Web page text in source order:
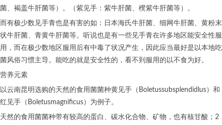
菌、褐盖牛肝菌等）。（紫见手：紫牛肝菌、櫈紫牛肝菌等）。
而有极少数见手青也是有害的如：日本海氏牛肝菌、细网牛肝菌、黄粉末
状牛肝菌、青黄牛肝菌等。听说也是有一些见手青在许多地区能安全性服
用，而在极少数地区服用后有中毒了状况产生，因此应当最好是以本地吃
菌风俗习惯主导。能吃的就是安全性的，看不到服用的以不食为好。
营养元素
以云南昆明选购的天然的食用菌菌种黄见手（Boletussubsplendidlus）和
红见手（Boletusmagnificus）为例子。
天然的食用菌菌种带有较高的蛋白、碳水化合物、矿物，也有核甘酸；2